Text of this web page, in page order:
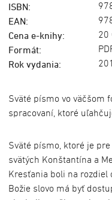
ISBN:
EAN:
Cena e-knihy: 20
Formát:
Rok vydania:
Sväté písmo vo väčšom
spracovaní, ktoré
Sväté písmo, ktoré je
svätých Konštantína a
Kresťania boli na rozdiel
Božie slovo má byť